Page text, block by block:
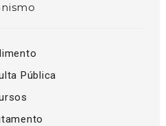
Pública